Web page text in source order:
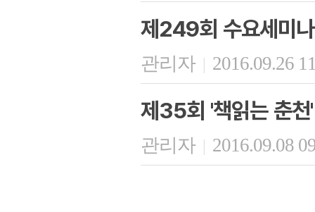
제249회 수요세미나
관리자 | 2016.09.26
제35회 '책읽는 춘천'
관리자 | 2016.09.08